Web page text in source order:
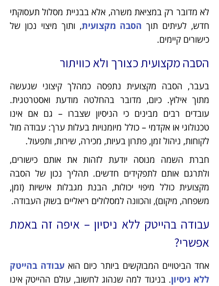
לא מדובר רק במציאת משרה, אלא בבניית מסלול תעסוקתי
חדש, לעיתים תוך הסבה מקצועית, ותוך מיצוי נכון של
כישורים קיימים.
הסבה מקצועית כצורך ולא כוויתור
בעבר, הסבה מקצועית נתפסה כמהלך קיצוני שנעשה
מתוך אילוץ. כיום, מדובר בהחלטה מודעת ואסטרטגית.
עובדים רבים מבינים כי הניסיון שצברו – גם אם אינו
טכנולוגי או אקדמי – כולל מיומנויות בעלות ערך: עבודה מול
לקוחות, ניהול זמן, פתרון בעיות, מכירה, שירות, ותפעול.
חברת השמה מנוסה יודעת לזהות את אותם כישורים,
ולתרגם אותם לתפקידים חדשים. תהליך נכון של הסבה
מקצועית כולל מיפוי יכולות, הבנת מגבלות אישיות (זמן,
משפחה, מיקום), והכוונה למסלולים ריאליים בשוק העבודה.
עבודה בהייטק ללא ניסיון – איפה זה באמת
אפשרי?
אחד הביטויים המבוקשים ביותר כיום הוא עבודה בהייטק
ללא ניסיון. בניגוד למה שנהוג לחשוב, עולם ההייטק אינו